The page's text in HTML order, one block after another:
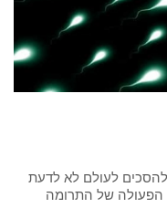
להסכים לעולם לא לדעת
הפעולה של התרומה